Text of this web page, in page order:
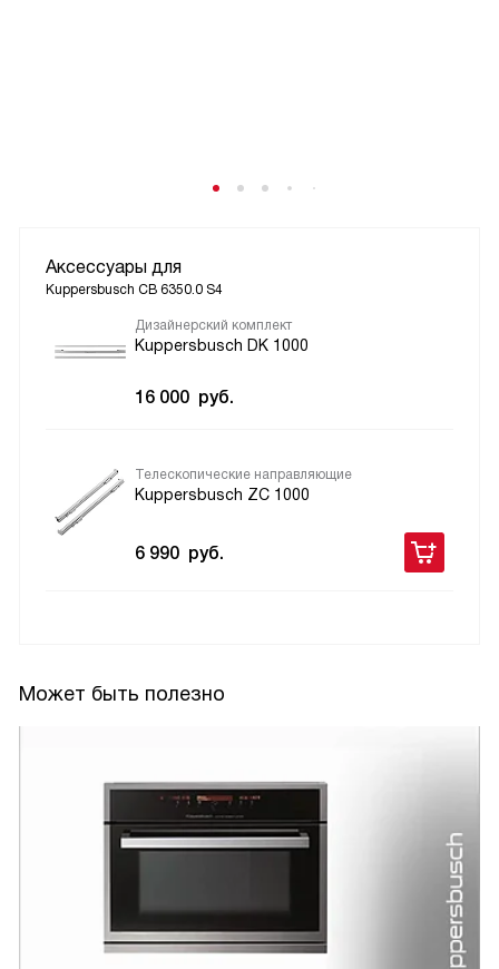
Аксессуары для
Kuppersbusch CB 6350.0 S4
Дизайнерский комплект
Kuppersbusch DK 1000
16 000 руб.
Телескопические направляющие
Kuppersbusch ZC 1000
6 990 руб.
Может быть полезно